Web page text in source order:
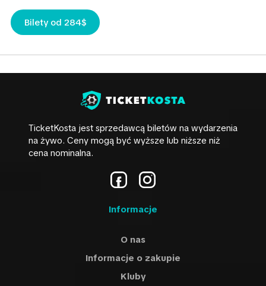
Bilety od 284$
TicketKosta jest sprzedawcą biletów na wydarzenia
na żywo. Ceny mogą być wyższe lub niższe niż
cena nominalna.
Informacje
O nas
Informacje o zakupie
Kluby